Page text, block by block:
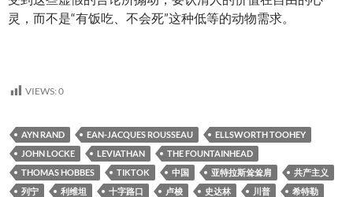
灵，而不是“有饭吃、不会死”这种低等的动物需求。
VIEWS: 0
AYN RAND EAN-JACQUES ROUSSEAU
ELLSWORTH TOOHEY
JOHN LOCKE
LEVIATHAN
THE FOUNTAINHEAD
THOMAS HOBBES
TIKTOK 中国 亚特拉斯耸耸肩
共产主义
列宁
利维坦 十字路口 卢梭 史达林 川普
希特勒